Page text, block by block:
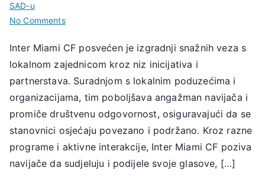
SAD-u
No Commentson
Miami
CF:
Sudjelovanje
u
zajednici,
partnerstva,
Angažman
navijača
Inter Miami CF posvećen je izgradnji snažnih veza s
lokalnom zajednicom kroz niz inicijativa i
partnerstava. Suradnjom s lokalnim poduzećima i
organizacijama, tim poboljšava angažman navijača i
promiče društvenu odgovornost, osiguravajući da se
stanovnici osjećaju povezano i podržano. Kroz razne
programe i aktivne interakcije, Inter Miami CF poziva
navijače da sudjeluju i podijele svoje glasove, […]